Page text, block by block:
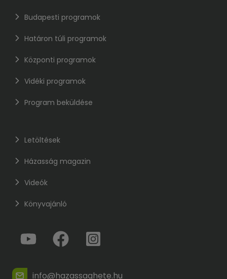
Budapesti programok
Határon túli programok
Központi programok
Vidéki programok
Program beküldése
Letöltések
Házasság magazin
Videók
Könyvajánló
info@hazassaghete.hu